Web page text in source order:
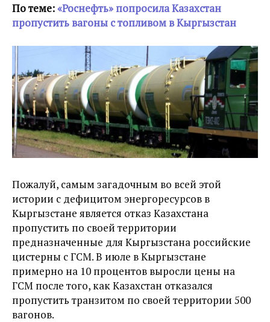
По теме:«Роснефть» попросила Казахстан
пропустить вагоны с топливом в Кыргызстан
Пожалуй, самым загадочным во всей этой
истории с дефицитом энергоресурсов в
Кыргызстане является отказ Казахстана
пропустить по своей территории
предназначенные для Кыргызстана российские
цистерны с ГСМ. В июле в Кыргызстане
примерно на 10 процентов выросли цены на
ГСМ после того, как Казахстан отказался
пропустить транзитом по своей территории 500
вагонов.